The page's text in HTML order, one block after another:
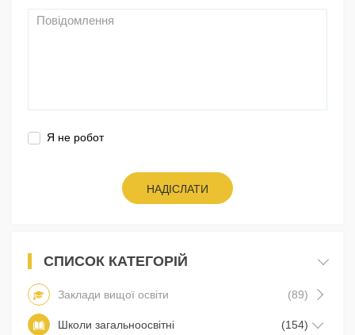
Я не робот
НАДІСЛАТИ
СПИСОК КАТЕГОРІЙ
Заклади вищої освіти (89)
Школи загальноосвітні (154)